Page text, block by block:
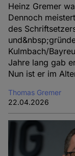
Heinz Gremer
Dennoch
des
Kulmbach/
Jahre lang gab
Nun ist er im
Thomas Gremer
22.04.2026